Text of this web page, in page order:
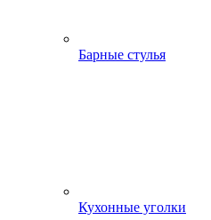
Барные стулья
Кухонные уголки